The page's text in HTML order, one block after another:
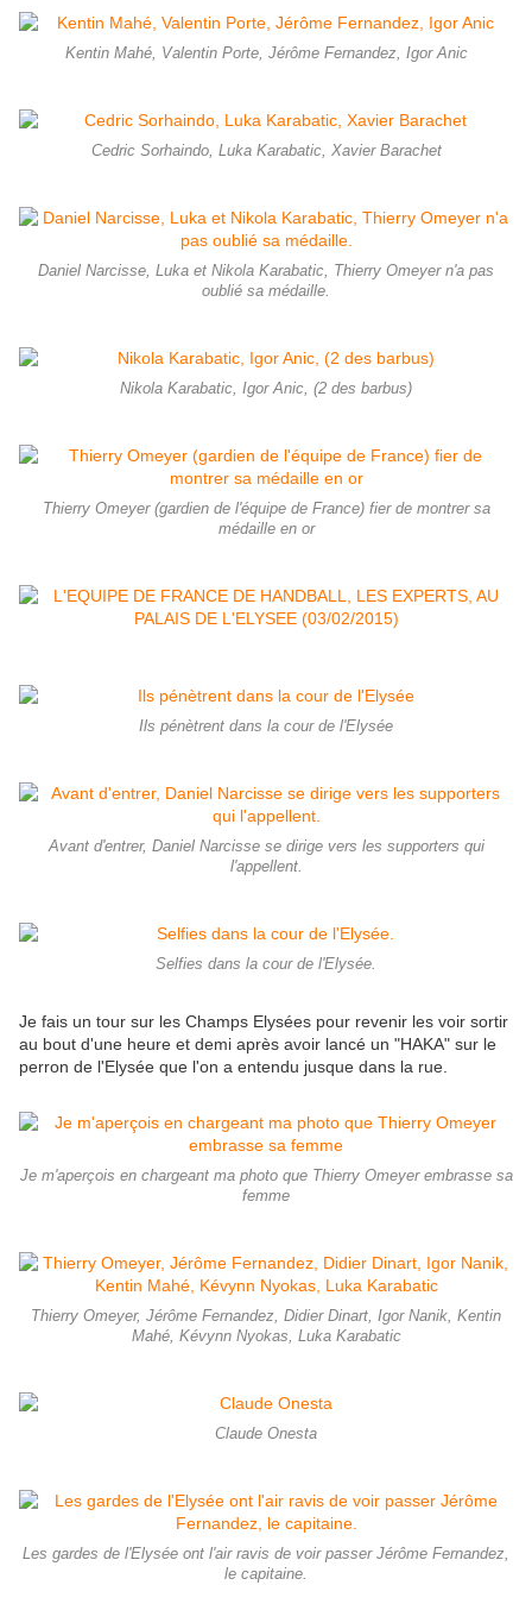
Kentin Mahé, Valentin Porte, Jérôme Fernandez, Igor Anic
Cedric Sorhaindo, Luka Karabatic, Xavier Barachet
Daniel Narcisse, Luka et Nikola Karabatic, Thierry Omeyer n'a pas
oublié sa médaille.
Nikola Karabatic, Igor Anic, (2 des barbus)
Thierry Omeyer (gardien de l'équipe de France) fier de montrer sa
médaille en or
Ils pénètrent dans la cour de l'Elysée
Avant d'entrer, Daniel Narcisse se dirige vers les supporters qui
l'appellent.
Selfies dans la cour de l'Elysée.
Je fais un tour sur les Champs Elysées pour revenir les voir sortir
au bout d'une heure et demi après avoir lancé un "HAKA" sur le
perron de l'Elysée que l'on a entendu jusque dans la rue.
Je m'aperçois en chargeant ma photo que Thierry Omeyer embrasse sa
femme
Thierry Omeyer, Jérôme Fernandez, Didier Dinart, Igor Nanik, Kentin
Mahé, Kévynn Nyokas, Luka Karabatic
Claude Onesta
Les gardes de l'Elysée ont l'air ravis de voir passer Jérôme Fernandez,
le capitaine.